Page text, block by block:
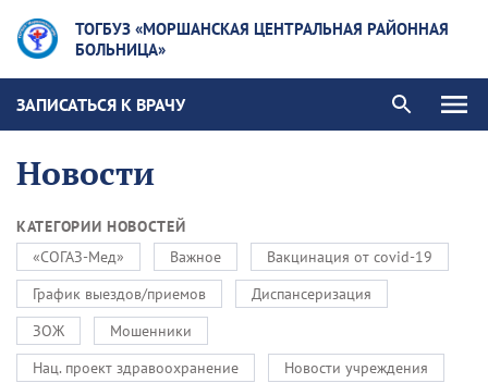
ТОГБУЗ «МОРШАНСКАЯ ЦЕНТРАЛЬНАЯ РАЙОННАЯ
БОЛЬНИЦА»
ЗАПИСАТЬСЯ К ВРАЧУ
Новости
КАТЕГОРИИ НОВОСТЕЙ
«СОГАЗ-Мед»
Важное
Вакцинация от covid-19
График выездов/приемов
Диспансеризация
ЗОЖ
Мошенники
Нац. проект здравоохранение
Новости учреждения